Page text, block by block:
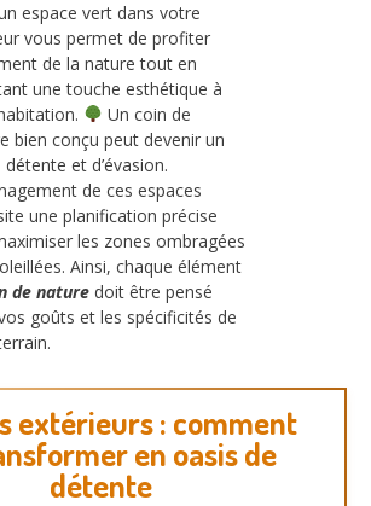
espace vert dans votre
vous permet de profiter
de la nature tout en
une touche esthétique à
Un coin de
bien conçu peut devenir un
détente et d’évasion.
de ces espaces
une planification précise
les zones ombragées
Ainsi, chaque élément
de nature doit être pensé
goûts et les spécificités de
extérieurs : comment
en oasis de
détente